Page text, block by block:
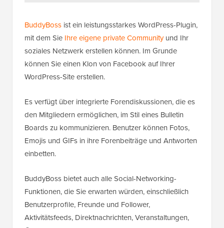
BuddyBoss ist ein leistungsstarkes WordPress-Plugin,
mit dem Sie Ihre eigene private Communityund Ihr
soziales Netzwerk erstellen können. Im Grunde
können Sie einen Klon von Facebook auf Ihrer
WordPress-Site erstellen.
Es verfügt über integrierte Forendiskussionen, die es
den Mitgliedern ermöglichen, im Stil eines Bulletin
Boards zu kommunizieren. Benutzer können Fotos,
Emojis und GIFs in ihre Forenbeiträge und Antworten
einbetten.
BuddyBoss bietet auch alle Social-Networking-
Funktionen, die Sie erwarten würden, einschließlich
Benutzerprofile, Freunde und Follower,
Aktivitätsfeeds, Direktnachrichten, Veranstaltungen,